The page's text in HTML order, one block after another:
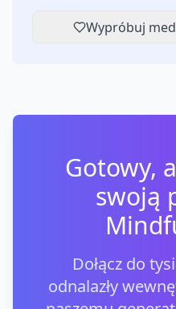
Wypróbuj
Gotowy,
swoją
Dołącz do
odnalazły